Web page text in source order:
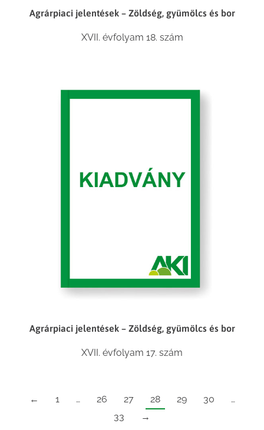
Agrárpiaci jelentések – Zöldség, gyümölcs és bor
XVII. évfolyam 18. szám
Agrárpiaci jelentések – Zöldség, gyümölcs és bor
XVII. évfolyam 17. szám
← 1 … 26 27 28 29 30
…
33
→